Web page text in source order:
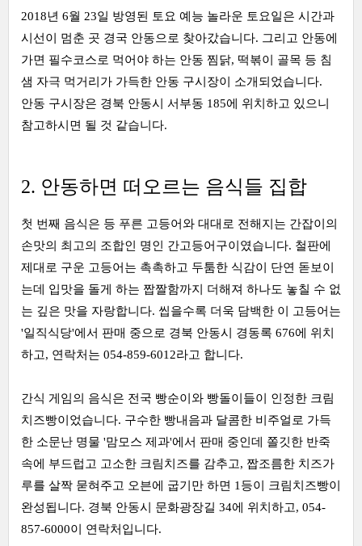
2018년 6월 23일 방영된 토요 예능 놀라운 토요일은 시간과
시선이 멈춘 곳 경국 안동으로 찾아갔습니다. 그리고 안동에
가면 필수코스로 먹어야 하는 안동 찜닭, 떡볶이 골목 등 침
샘 자극 먹거리가 가득한 안동 구시장이 소개되었습니다.
안동 구시장은 경북 안동시 서부동 185에 위치하고 있으니
참고하시면 될 것 같습니다.
2. 안동하면 떠오르는 음식들 집합
첫 번째 음식은 등 푸른 고등어와 대대로 전해지는 간잡이의
손맛의 최고의 조합인 명인 간고등어구이였습니다. 철판에
제대로 구운 고등어는 촉촉하고 두툼한 식감이 단연 돋보이
는데 입맛을 돌게 하는 짭짤함까지 더해져 하나도 놓칠 수 없
는 깊은 맛을 자랑합니다. 씹을수록 더욱 담백한 이 고등어는
'일직식당'에서 판매 중으로 경북 안동시 경동록 676에 위치
하고, 연락처는 054-859-6012라고 합니다.
간식 게임의 음식은 전국 빵순이와 빵돌이들이 인정한 크림
치즈빵이었습니다. 구수한 빵내음과 달콤한 비주얼로 가득
한 소문난 명물 '맘모스 제과'에서 판매 중인데 쫄깃한 반죽
속에 부드럽고 고소한 크림치즈를 감추고, 짭조름한 치즈가
루를 살짝 묻혀주고 오븐에 굽기만 하면 1등이 크림치즈빵이
완성됩니다. 경북 안동시 문화광장길 34에 위치하고, 054-
857-6000이 연락처입니다.